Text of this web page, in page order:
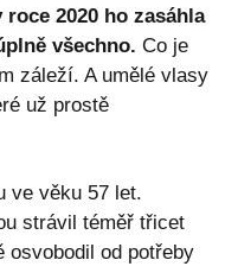
2020 ho zasáhla
všechno. Co je
záleží. A umělé vlasy
už prostě
ve věku 57 let.
strávil téměř třicet
osvobodil od potřeby